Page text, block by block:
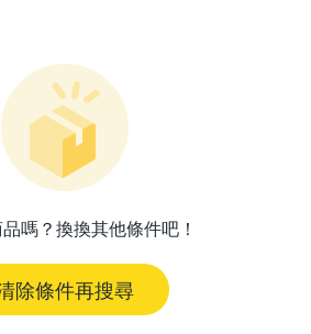
嗎？換換其他條件吧！
除條件再搜尋